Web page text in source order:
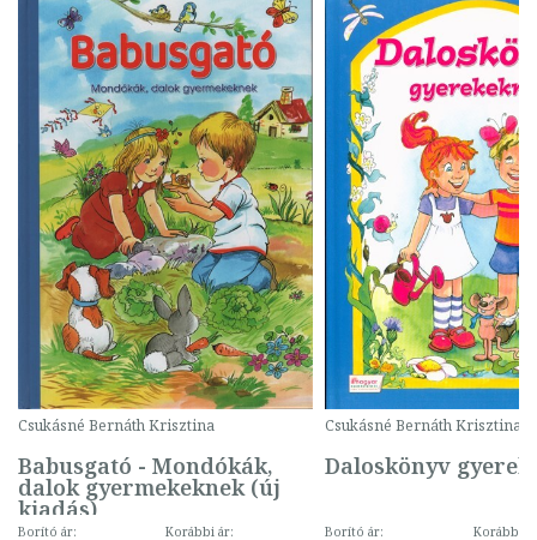
Csukásné Bernáth Krisztina
Babusgató - Mondókák,
dalok gyermekeknek (új
kiadás)
Borító ár: Korábbi ár:
Csukásné Bernáth Krisztina
Daloskönyv
Borító ár: Korábbi